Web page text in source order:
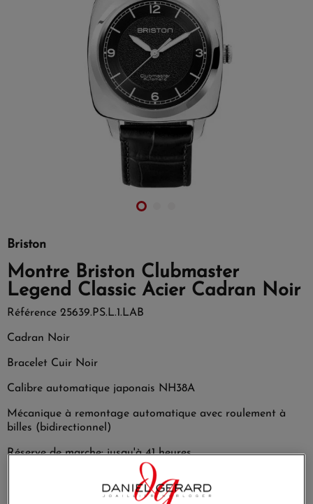
Briston
Montre Briston Clubmaster
Legend Classic Acier Cadran Noir
Référence 25639.PS.L.1.LAB
Cadran Noir
Bracelet Cuir Noir
Calibre automatique japonais NH38A
Mécanique à remontage automatique avec roulement à
billes (bidirectionnel)
Réserve de marche: jusqu'à 41 heures
Fonctions: Heures, minutes, seconde centrale, ouverture sur